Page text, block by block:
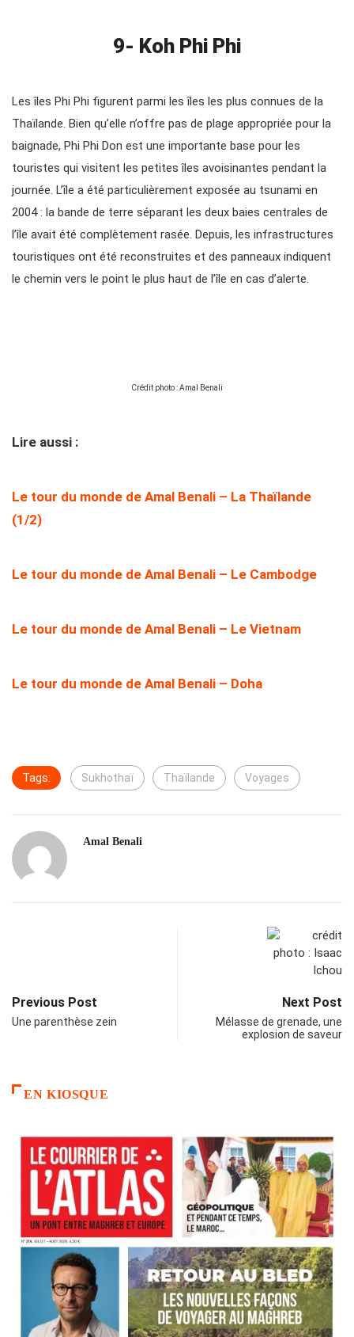
9- Koh Phi Phi
Les îles Phi Phi figurent parmi les îles les plus connues de la
Thaïlande. Bien qu’elle n’offre pas de plage appropriée pour la
baignade, Phi Phi Don est une importante base pour les
touristes qui visitent les petites îles avoisinantes pendant la
journée. L’île a été particulièrement exposée au tsunami en
2004 : la bande de terre séparant les deux baies centrales de
l’île avait été complètement rasée. Depuis, les infrastructures
touristiques ont été reconstruites et des panneaux indiquent
le chemin vers le point le plus haut de l’île en cas d’alerte.
Crédit photo : Amal Benali
Lire aussi :
Le tour du monde de Amal Benali – La Thaïlande
(1/2)
Le tour du monde de Amal Benali – Le Cambodge
Le tour du monde de Amal Benali – Le Vietnam
Le tour du monde de Amal Benali – Doha
Tags: Sukhothaï Thaïlande Voyages
Amal Benali
Previous Post
Une parenthèse zein
Next Post
Mélasse de grenade, une
explosion de saveur
EN KIOSQUE